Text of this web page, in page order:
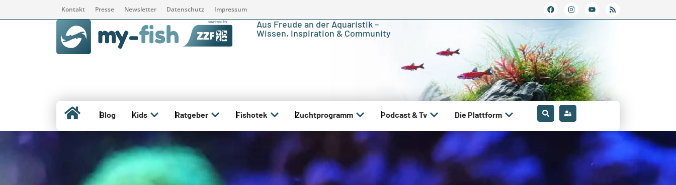
Kontakt Presse Newsletter Datenschutz Impressum
Aus Freude an der Aquaristik –
Wissen, Inspiration & Community
Blog Kids Ratgeber Fishotek Zuchtprogramm Podcast & Tv Die Plattform